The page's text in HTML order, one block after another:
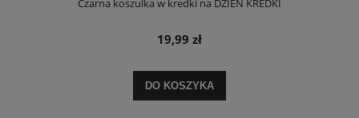
19,99 zł
DO KOSZYKA